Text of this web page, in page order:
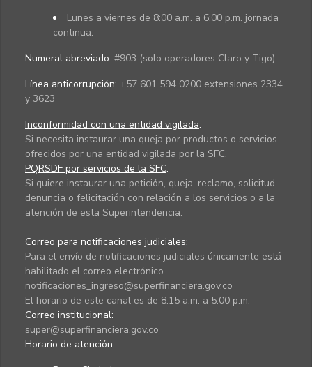
Lunes a viernes de 8:00 a.m. a 6:00 p.m. jornada
continua.
Numeral abreviado: #903 (solo operadores Claro y Tigo)
Línea anticorrupción: +57 601 594 0200 extensiones 2334
y 3623
Inconformidad con una entidad vigilada:
Si necesita instaurar una queja por productos o servicios
ofrecidos por una entidad vigilada por la SFC.
PQRSDF por servicios de la SFC:
Si quiere instaurar una petición, queja, reclamo, solicitud,
denuncia o felicitación con relación a los servicios o a la
atención de esta Superintendencia.
Correo para notificaciones judiciales:
Para el envío de notificaciones judiciales únicamente está
habilitado el correo electrónico
notificaciones_ingreso@superfinanciera.gov.co
El horario de este canal es de 8:15 a.m. a 5:00 p.m.
Correo institucional:
super@superfinanciera.gov.co
Horario de atención